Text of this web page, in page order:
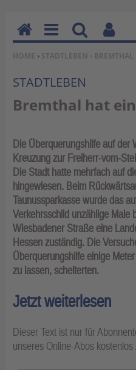
SIE BEFINDEN SICH HIER:
HOME › STADTLEBEN ›
STADTLEBEN
Bremthal hat
Die Überquerungshilfe auf der
Kreuzung zur Freiherr-vom-
Die Stadt hatte mehrfach auf
hingewiesen. Beim
Taunussparkasse wurde das
Verkehrsschild unzählige Male
Wiesbadener Straße eine
Hessen zuständig. Die
Überquerungshilfe einige
zu lassen, scheiterten.
Jetzt weiterlesen
Dieser Text ist nur für
unseres Online-Abos kostenlos
H
o
m
e
M
en
u
Su
ch
en
Be
nu
un
on
en